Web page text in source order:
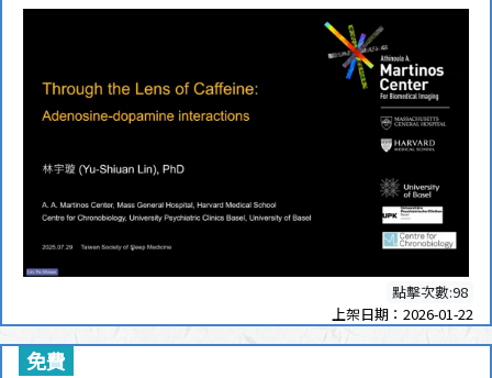
點擊次數:98
上架日期：2026-01-22
免費